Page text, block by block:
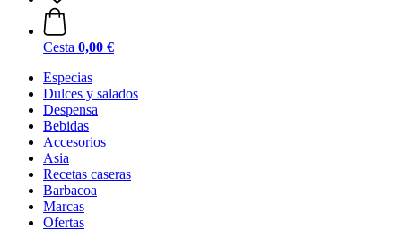
Cesta 0,00 €
Especias
Dulces y salados
Despensa
Bebidas
Accesorios
Asia
Recetas caseras
Barbacoa
Marcas
Ofertas